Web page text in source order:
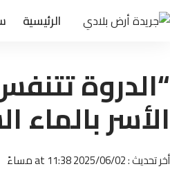
الرئيسية
“الدروة
الأسر
أخر تحديث : 2025/06/02 at 11:38 مساءً